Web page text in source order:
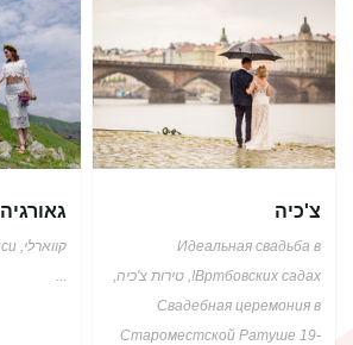
צ'כיה
Идеальная свадьба в
Вртбовских садах!, טירות צ'כיה,
Свадебная церемония в
Староместской Ратуше 19-
גאורגיה
קווארלי, Озеро Лиси, מתאצמינדה